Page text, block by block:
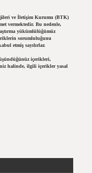
ve İletişim Kurumu (BTK)
vermektedir. Bu nedenle,
yükümlülüğümüz
sorumluluğunu
etmiş sayılırlar.
içerikleri,
halinde, ilgili içerikler yasal